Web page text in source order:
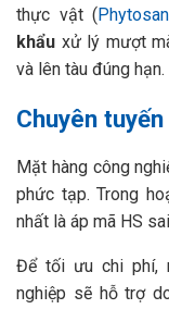
thực vật (
khẩu xử lý mượt
và lên tàu đúng hạn.
Chuyên
Mặt hàng công
phức tạp. Trong
nhất là áp mã HS
Để tối ưu chi phí,
nghiệp sẽ hỗ trợ